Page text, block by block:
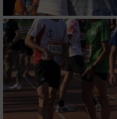
Geräte anhand von
Informationen
Nicht-IAB-Verarbeitungszwecke:
Notwendig
Performance